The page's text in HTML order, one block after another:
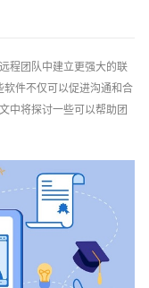
程团队中建立更强大的联
软件不仅可以促进沟通和合
中将探讨一些可以帮助团